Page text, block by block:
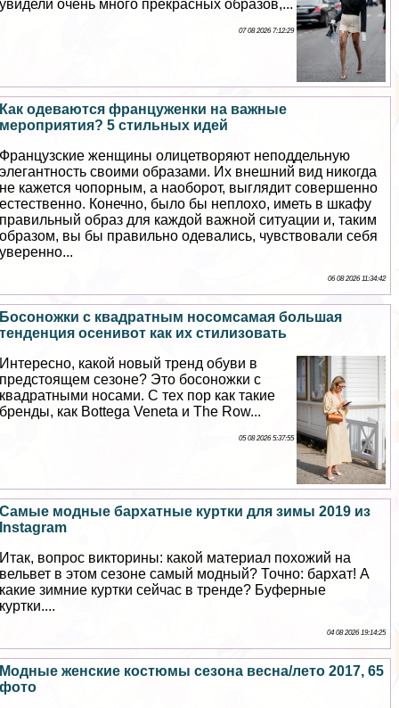
увидели очень много прекрасных образов,...
07 08 2026 7:12:29
Как одеваются француженки на важные
мероприятия? 5 стильных идей
Французские женщины олицетворяют неподдельную
элегантность своими образами. Их внешний вид никогда
не кажется чопopным, а наоборот, выглядит совершенно
естественно. Конечно, было бы неплохо, иметь в шкафу
правильный образ для каждой важной ситуации и, таким
образом, вы бы правильно одевались, чувствовали себя
уверенно...
06 08 2026 11:34:42
Босоножки с квадратным носомсамая большая
тенденция осенивот как их стилизовать
Интересно, какой новый тренд обуви в
предстоящем сезоне? Это босоножки с
квадратными носами. С тех пор как такие
бренды, как Bottega Veneta и The Row...
05 08 2026 5:37:55
Самые модные бархатные куртки для зимы 2019 из
Instagram
Итак, вопрос викторины: какой материал похожий на
вельвет в этом сезоне самый модный? Точно: бархат! А
какие зимние куртки сейчас в тренде? Буферные
куртки....
04 08 2026 19:14:25
Модные женские костюмы сезона весна/лето 2017, 65
фото